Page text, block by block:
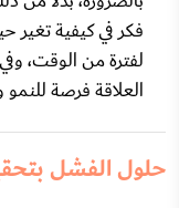
فكر في كيفية
لفترة من الوقت،
العلاقة فرصة
حلول الفشل